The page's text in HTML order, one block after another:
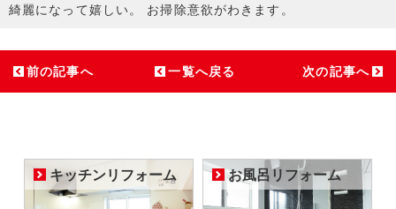
綺麗になって嬉しい。 お掃除意欲がわきます。
前の記事へ 一覧へ戻る 次の記事へ
キッチンリフォーム お風呂リフォーム